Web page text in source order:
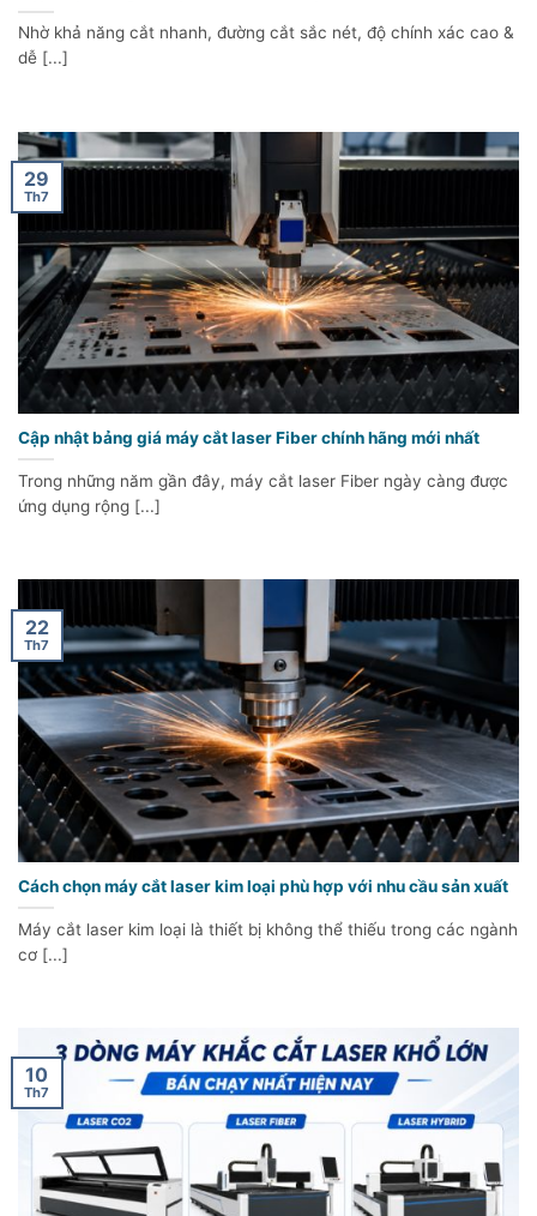
Nhờ khả năng cắt nhanh, đường cắt sắc nét, độ chính xác cao &
dễ [...]
Cập nhật bảng giá máy cắt laser Fiber chính hãng mới nhất
Trong những năm gần đây, máy cắt laser Fiber ngày càng được
ứng dụng rộng [...]
29
Th7
Cách chọn máy cắt laser kim loại phù hợp với nhu cầu sản xuất
Máy cắt laser kim loại là thiết bị không thể thiếu trong các ngành
cơ [...]
22
Th7
10
Th7